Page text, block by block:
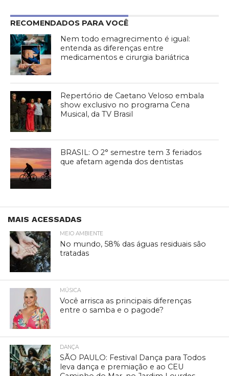
RECOMENDADOS PARA VOCÊ
Nem todo emagrecimento é igual:
entenda as diferenças entre
medicamentos e cirurgia bariátrica
Repertório de Caetano Veloso embala
show exclusivo no programa Cena
Musical, da TV Brasil
BRASIL: O 2° semestre tem 3 feriados
que afetam agenda dos dentistas
MAIS ACESSADAS
MEIO AMBIENTE
No mundo, 58% das águas residuais são
tratadas
MÚSICA
Você arrisca as principais diferenças
entre o samba e o pagode?
DANÇA
SÃO PAULO: Festival Dança para Todos
leva dança e premiação e ao CEU